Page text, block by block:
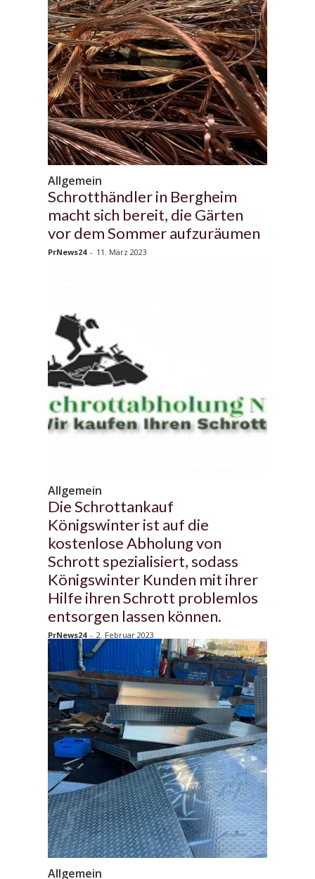
Allgemein
Schrotthändler in Bergheim
macht sich bereit, die Gärten
vor dem Sommer aufzuräumen
PrNews24 - 11. März 2023
Allgemein
Die Schrottankauf
Königswinter ist auf die
kostenlose Abholung von
Schrott spezialisiert, sodass
Königswinter Kunden mit ihrer
Hilfe ihren Schrott problemlos
entsorgen lassen können.
PrNews24 - 2. Februar 2023
Allgemein